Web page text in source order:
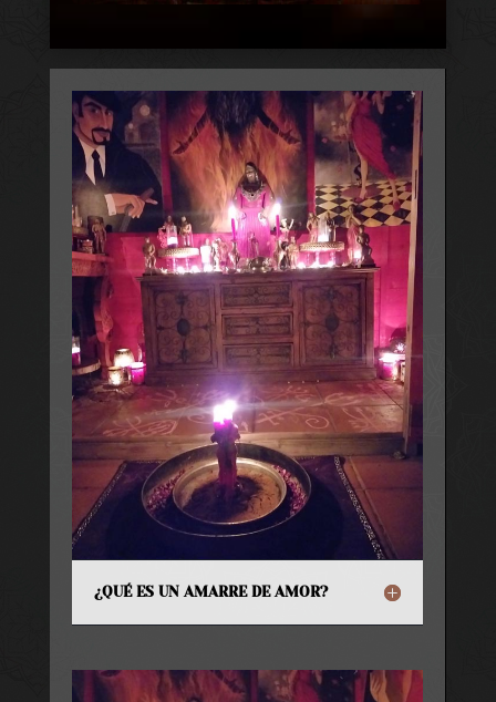
¿QUÉ ES UN AMARRE DE AMOR?